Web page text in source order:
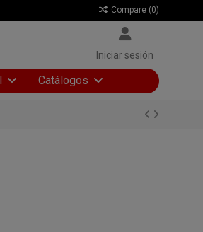
Compare (0)
Iniciar sesión
Catálogos